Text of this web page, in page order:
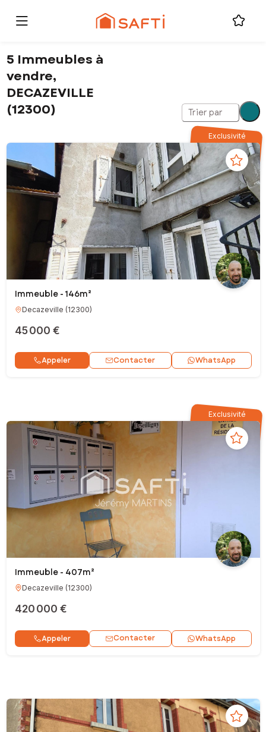
5 Immeubles à
vendre,
DECAZEVILLE
(12300)
Trier par
Exclusivité
Immeuble - 146m²
Decazeville (12300)
45 000 €
Appeler Contacter WhatsApp
Exclusivité
Immeuble - 407m²
Decazeville (12300)
420 000 €
Appeler Contacter WhatsApp